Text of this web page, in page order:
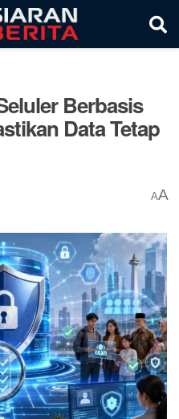
Berbasis
Data Tetap
AA